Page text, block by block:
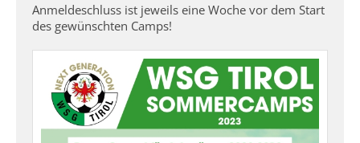
Anmeldeschluss ist jeweils eine Woche vor dem Start
des gewünschten Camps!